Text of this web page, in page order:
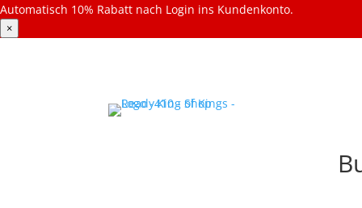
Automatisch 10% Rabatt nach Login ins Kundenkonto.
×